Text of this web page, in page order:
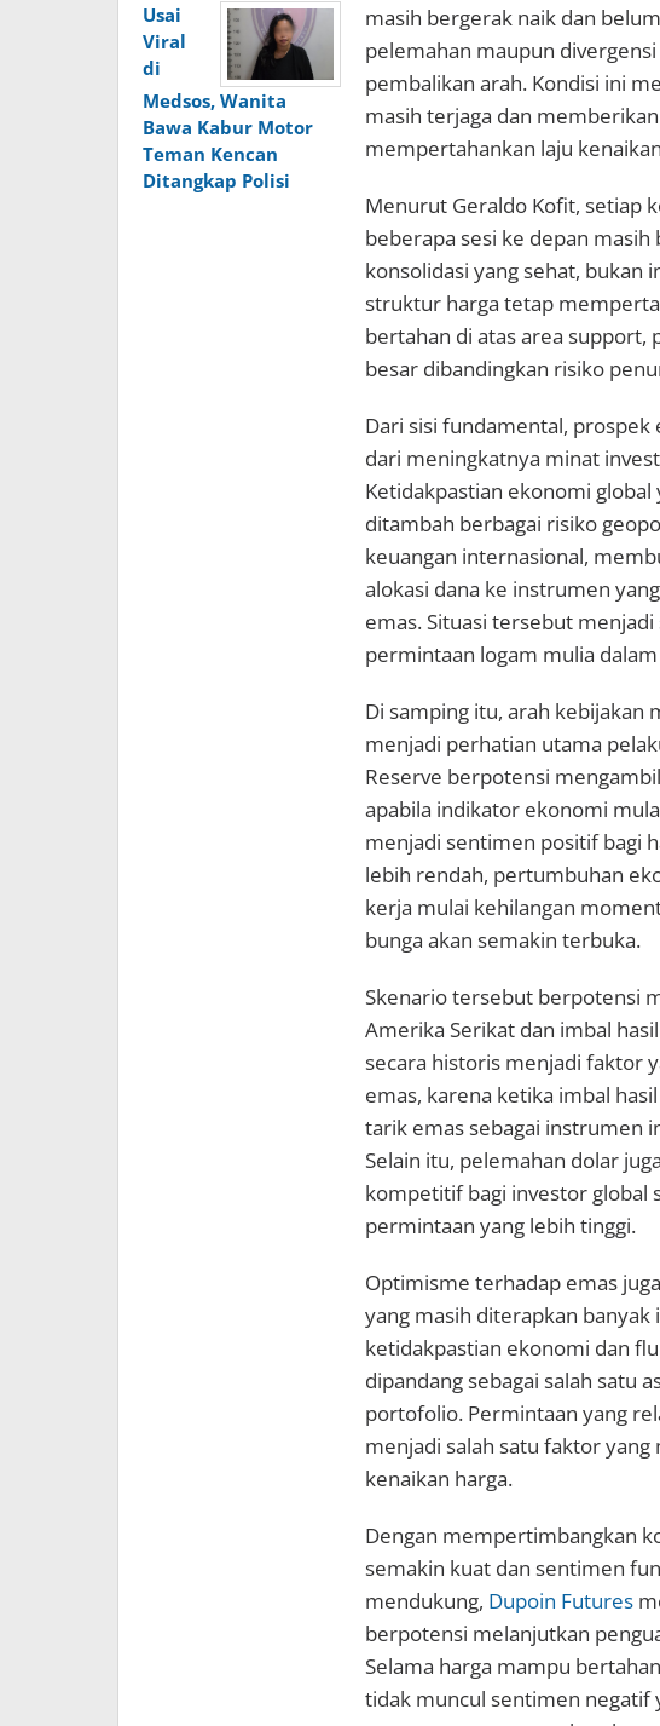
Usai
Viral
di
Medsos, Wanita
Bawa Kabur Motor
Teman Kencan
Ditangkap Polisi
masih bergerak naik dan
pelemahan maupun
pembalikan arah. Kondisi ini
masih terjaga dan
mempertahankan laju
Menurut Geraldo Kofit, setiap
beberapa sesi ke depan
konsolidasi yang sehat, bukan
struktur harga tetap
bertahan di atas area support,
besar dibandingkan risiko
Dari sisi fundamental,
dari meningkatnya minat
Ketidakpastian ekonomi
ditambah berbagai risiko
keuangan internasional,
alokasi dana ke instrumen
emas. Situasi tersebut
permintaan logam mulia
Di samping itu, arah kebijakan
menjadi perhatian utama
Reserve berpotensi
apabila indikator ekonomi
menjadi sentimen positif bagi
lebih rendah, pertumbuhan
kerja mulai kehilangan
bunga akan semakin terbuka.
Skenario tersebut berpotensi
Amerika Serikat dan imbal
secara historis menjadi faktor
emas, karena ketika imbal
tarik emas sebagai instrumen
Selain itu, pelemahan dolar
kompetitif bagi investor global
permintaan yang lebih tinggi.
Optimisme terhadap emas
yang masih diterapkan
ketidakpastian ekonomi dan
dipandang sebagai salah satu
portofolio. Permintaan yang
menjadi salah satu faktor
kenaikan harga.
Dengan mempertimbangkan
semakin kuat dan sentimen
mendukung, Dupoin Futures
berpotensi melanjutkan
Selama harga mampu
tidak muncul sentimen negatif